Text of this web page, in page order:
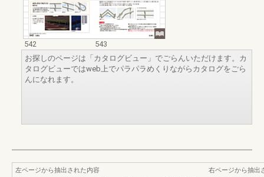
542
543
お探しのページは「カタログビュー」でごらんいただけます。カ
タログビューではweb上でパラパラめくりながらカタログをごら
んになれます。
左ページから抽出された内容
右ページから抽出